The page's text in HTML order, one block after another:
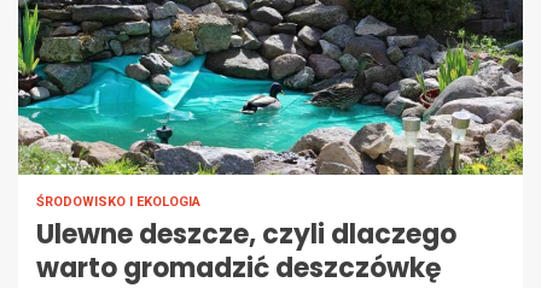
ŚRODOWISKO I EKOLOGIA
Ulewne deszcze, czyli dlaczego
warto gromadzić deszczówkę